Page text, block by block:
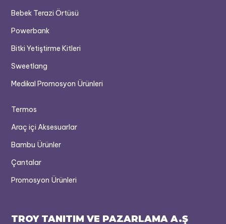
Bebek Terazi Örtüsü
Powerbank
Bitki Yetiştirme Kitleri
Sweetlang
Medikal Promosyon Ürünleri
Termos
Araç içi Aksesuarlar
Bambu Ürünler
Çantalar
Promosyon Ürünleri
TROY TANITIM VE PAZARLAMA A.Ş